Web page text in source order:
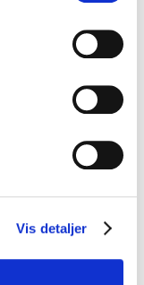
Vis detaljer